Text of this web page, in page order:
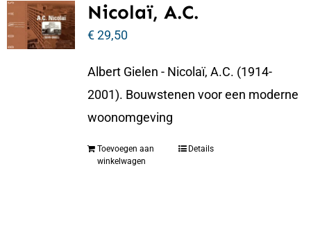
Nicolaï, A.C.
€29,50
Albert Gielen - Nicolaï, A.C. (1914-
2001). Bouwstenen voor een moderne
woonomgeving
Toevoegen aan
winkelwagen
Details